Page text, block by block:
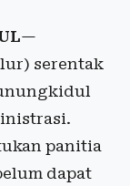
—
serentak
panitia
dapat